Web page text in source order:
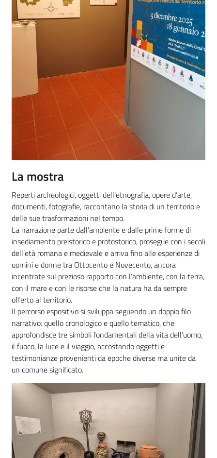
La mostra
Reperti archeologici, oggetti dell’etnografia, opere d’arte,
documenti, fotografie, raccontano la storia di un territorio e
delle sue trasformazioni nel tempo.
La narrazione parte dall’ambiente e dalle prime forme di
insediamento preistorico e protostorico, prosegue con i secoli
dell’età romana e medievale e arriva fino alle esperienze di
uomini e donne tra Ottocento e Novecento, ancora
incentrate sul prezioso rapporto con l’ambiente, con la terra,
con il mare e con le risorse che la natura ha da sempre
offerto al territorio.
Il percorso espositivo si sviluppa seguendo un doppio filo
narrativo: quello cronologico e quello tematico, che
approfondisce tre simboli fondamentali della vita dell’uomo,
il fuoco, la luce e il viaggio, accostando oggetti e
testimonianze provenienti da epoche diverse ma unite da
un comune significato.